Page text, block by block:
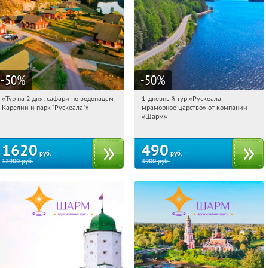
-50%
07:57:59 Купили:
«Тур на 2 дня: сафари по водопадам
Карелии и парк “Рускеала"»
1620 руб.
12900руб.
-50%
07:57:59 Купили:
Достоевская
1-дневный тур «Рускеала —
мраморное царство» от компании
«Шарм»
490 руб.
3900руб.